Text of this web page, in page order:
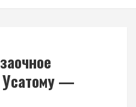
Усатому —